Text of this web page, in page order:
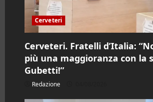
o
l
o
Cerveteri
Cerveteri. Fratelli d’Italia:
più una maggioranza con la
Gubetti!”
Redazione